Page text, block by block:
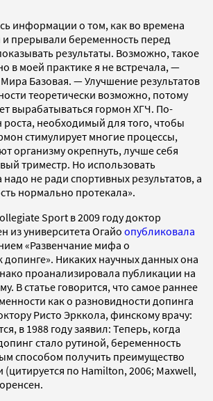
информации о том, как во времена
прерывали беременность перед
результаты. Возможно, такое
в моей практике я не встречала, —
Базовая. — Улучшение результатов
теоретически возможно, потому
вырабатываться гормон ХГЧ. По-
необходимый для того, чтобы
стимулирует многие процессы,
организму окрепнуть, лучше себя
триместр. Но использовать
не ради спортивных результатов, а
нормально протекала».
Sport в 2009 году доктор
из университета Огайо опубликовала
«Развенчание мифа о
допинге». Никаких научных данных она
проанализировала публикации на
В статье говорится, что самое раннее
как о разновидности допинга
Ристо Эрккола, финскому врачу:
в 1988 году заявил: Теперь, когда
стало рутиной, беременность
способом получить преимущество
(цитируется по Hamilton, 2006; Maxwell,